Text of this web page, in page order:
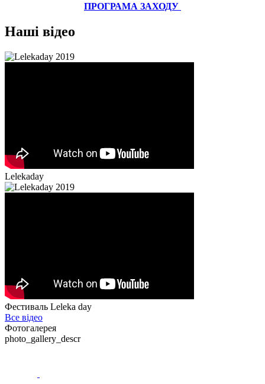
ПРОГРАМА ЗАХОДУ
Наші відео
Lelekaday
Фестиваль Leleka day
Все відео
Фотогалерея
photo_gallery_descr